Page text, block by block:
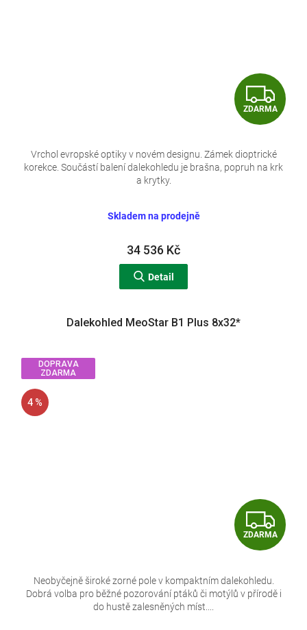
Z
D
A
R
ZDARMA
Skladem na prodejně
34 536 Kč
Detail
Vrchol evropské optiky v novém designu. Zámek dioptrické
korekce. Součástí balení dalekohledu je brašna, popruh na krk
a krytky.
DOPRAVA
ZDARMA
4 %
Z
D
R
ZDARMA
Dalekohled MeoStar B1 Plus 8x32*
Neobyčejně široké zorné pole v kompaktním dalekohledu.
Dobrá volba pro běžné pozorování ptáků či motýlů v přírodě i
do hustě zalesněných míst....